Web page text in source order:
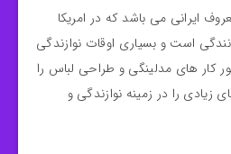
ایرانی می باشد که در امریکا
است و بسیاری اوقات نوازندگی
کار های مدلینگی و طراحی لباس را
زیادی را در زمینه نوازندگی و